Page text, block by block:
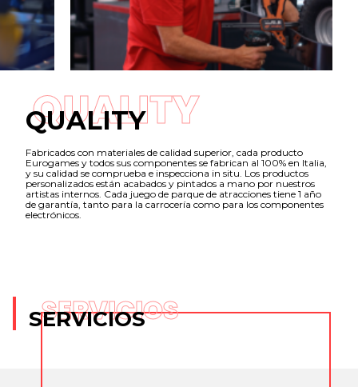
QUALITY
QUALITY
Fabricados con materiales de calidad superior, cada producto
Eurogames y todos sus componentes se fabrican al 100% en Italia,
y su calidad se comprueba e inspecciona in situ. Los productos
personalizados están acabados y pintados a mano por nuestros
artistas internos. Cada juego de parque de atracciones tiene 1 año
de garantía, tanto para la carrocería como para los componentes
electrónicos.
SERVICIOS
SERVICIOS